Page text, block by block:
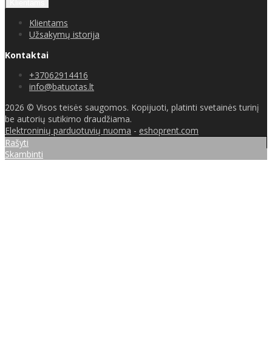
Klientams
Užsakymų istorija
Kontaktai
+37062914416
info@batuotas.lt
2026 © Visos teisės saugomos. Kopijuoti, platinti svetainės turinį
be autorių sutikimo draudžiama.
Elektroninių parduotuvių nuoma - eshoprent.com
Rašyti
Skambinti